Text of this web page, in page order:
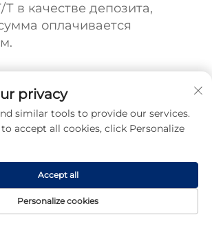
Т в качестве депозита,
оплачивается
privacy
similar tools to provide our services.
accept all cookies, click Personalize
Personalize cookies
Accept all